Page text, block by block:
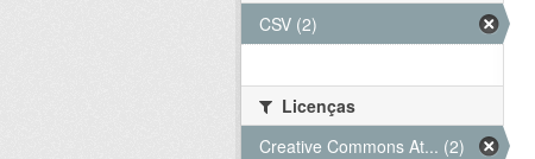
CSV (2)
Licenças
Creative Commons At... (2)